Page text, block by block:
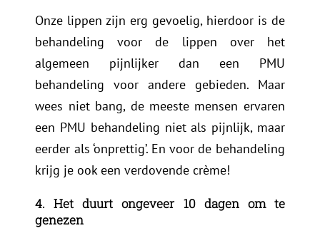
Onze lippen zijn erg gevoelig, hierdoor is de
behandeling voor de lippen over het
algemeen pijnlijker dan een PMU
behandeling voor andere gebieden. Maar
wees niet bang, de meeste mensen ervaren
een PMU behandeling niet als pijnlijk, maar
eerder als ‘onprettig’. En voor de behandeling
krijg je ook een verdovende crème!
4. Het duurt ongeveer 10 dagen om te
genezen